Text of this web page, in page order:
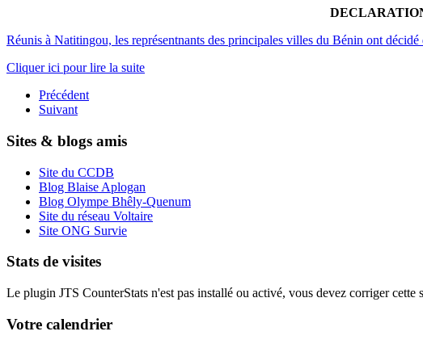
Réunis à Natitingou, les représentnants des principales villes du Bénin ont
Cliquer ici pour lire la suite
Précédent
Suivant
Sites & blogs amis
Site du CCDB
Blog Blaise Aplogan
Blog Olympe Bhêly-Quenum
Site du réseau Voltaire
Site ONG Survie
Stats de visites
Le plugin JTS CounterStats n'est pas installé ou activé, vous devez corriger cette
Votre calendrier